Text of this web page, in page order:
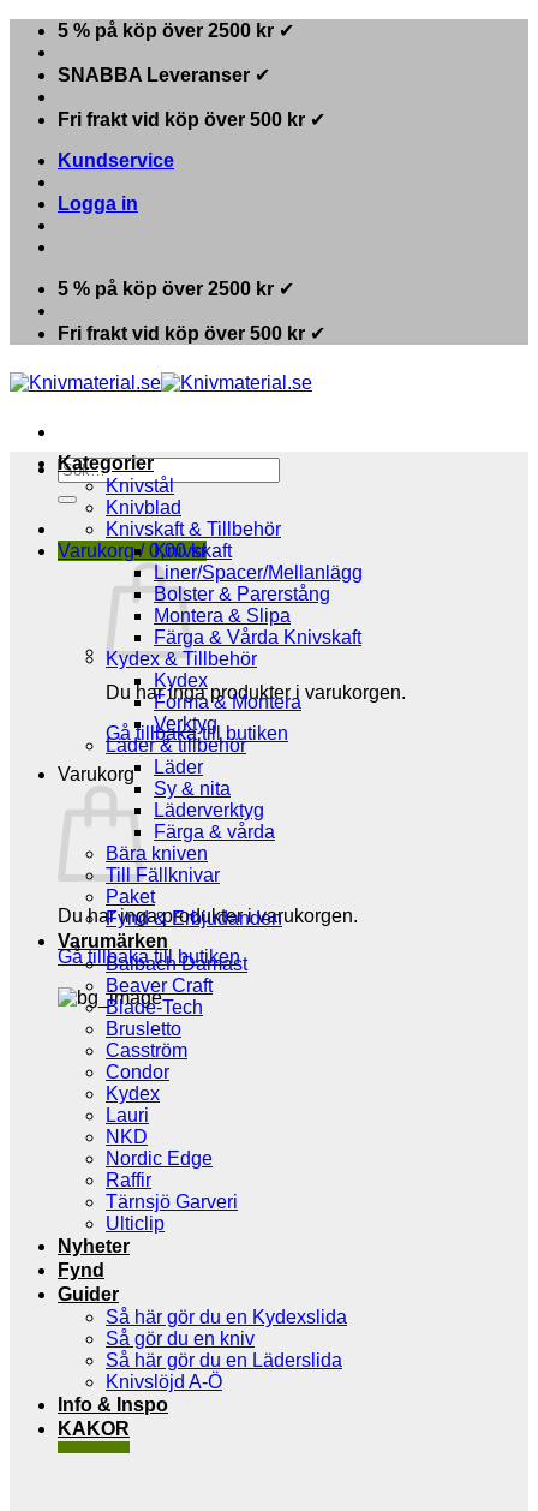
Skip
content
5 % på köp över 2500 kr ✔
SNABBA Leveranser ✔
Fri frakt vid köp över 500 kr ✔
Kundservice
Logga in
5 % på köp över 2500 kr ✔
Fri frakt vid köp över 500 kr ✔
Sök
efter:
Varukorg /0,00kr
Du har inga produkter i varukorgen.
Gå tillbaka till butiken
Varukorg
Du har inga produkter i varukorgen.
Gå tillbaka till butiken
Kategorier
Knivstål
Knivblad
Knivskaft & Tillbehör
Knivskaft
Liner/Spacer/Mellanlägg
Bolster & Parerstång
Montera & Slipa
Färga & Vårda Knivskaft
Kydex & Tillbehör
Kydex
Forma & Montera
Verktyg
Läder & tillbehör
Läder
Sy & nita
Läderverktyg
Färga & vårda
Bära kniven
Till Fällknivar
Paket
Fynd & Erbjudanden
Varumärken
Balbach Damast
Beaver Craft
Blade-Tech
Brusletto
Casström
Condor
Kydex
Lauri
NKD
Nordic Edge
Raffir
Tärnsjö Garveri
Ulticlip
Nyheter
Fynd
Guider
Så här gör du en Kydexslida
Så gör du en kniv
Så här gör du en Läderslida
Knivslöjd A-Ö
Info & Inspo
KAKOR